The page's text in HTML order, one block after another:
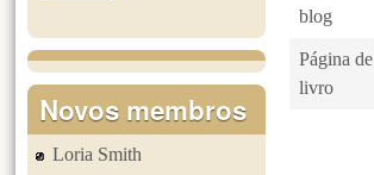
blog
Página de
livro
Novos membros
Loria Smith